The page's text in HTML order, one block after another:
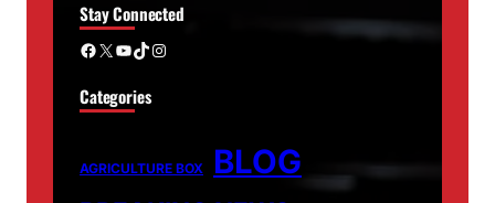
Stay Connected
Facebook X YouTube TikTok Instagram
Categories
AGRICULTURE BOX BLOG